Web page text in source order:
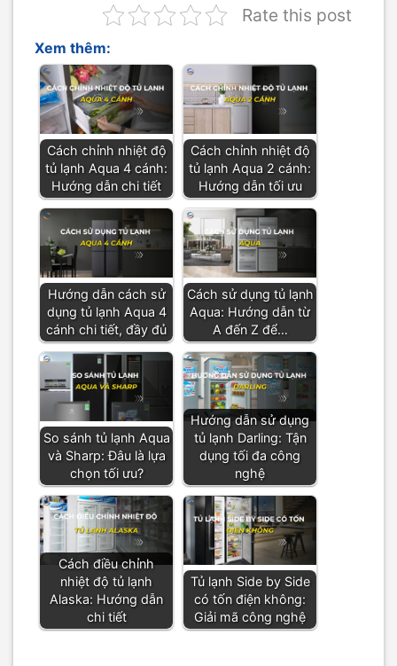
Rate this post
Xem thêm:
Cách chỉnh nhiệt độ
tủ lạnh Aqua 4 cánh:
Hướng dẫn chi tiết
Cách chỉnh nhiệt độ
tủ lạnh Aqua 2 cánh:
Hướng dẫn tối ưu
Hướng dẫn cách sử
dụng tủ lạnh Aqua 4
cánh chi tiết, đầy đủ
Cách sử dụng tủ lạnh
Aqua: Hướng dẫn từ
A đến Z để…
So sánh tủ lạnh Aqua
và Sharp: Đâu là lựa
chọn tối ưu?
Hướng dẫn sử dụng
tủ lạnh Darling: Tận
dụng tối đa công
nghệ
Cách điều chỉnh
nhiệt độ tủ lạnh
Alaska: Hướng dẫn
chi tiết
Tủ lạnh Side by Side
có tốn điện không:
Giải mã công nghệ